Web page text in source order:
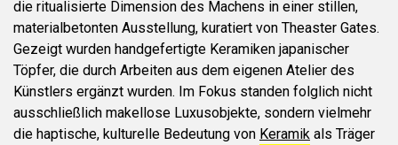
die ritualisierte Dimension des Machens in einer stillen,
materialbetonten Ausstellung, kuratiert von Theaster Gates.
Gezeigt wurden handgefertigte Keramiken japanischer
Töpfer, die durch Arbeiten aus dem eigenen Atelier des
Künstlers ergänzt wurden. Im Fokus standen folglich nicht
ausschließlich makellose Luxusobjekte, sondern vielmehr
die haptische, kulturelle Bedeutung von Keramik als Träger